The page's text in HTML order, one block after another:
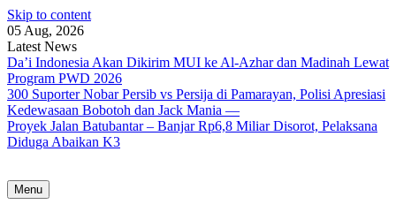
Skip to content
05 Aug, 2026
Latest News
Da’i Indonesia Akan Dikirim MUI ke Al-Azhar dan Madinah Lewat
Program PWD 2026
300 Suporter Nobar Persib vs Persija di Pamarayan, Polisi Apresiasi
Kedewasaan Bobotoh dan Jack Mania —
Proyek Jalan Batubantar – Banjar Rp6,8 Miliar Disorot, Pelaksana
Diduga Abaikan K3
Menu